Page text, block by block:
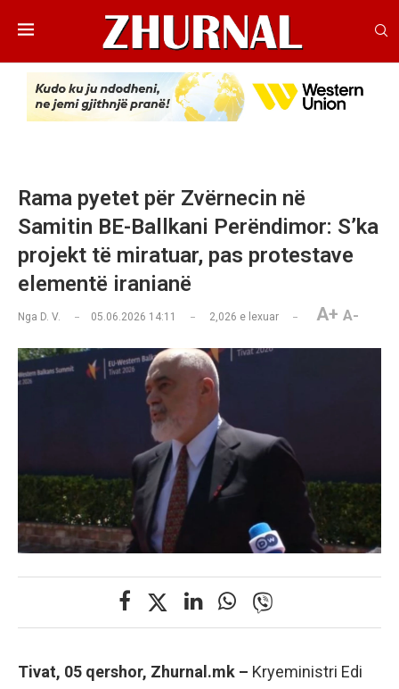
Rama pyetet për Zvërnecin në
Samitin BE-Ballkani Perëndimor: S’ka
projekt të miratuar, pas protestave
elementë iranianë
Nga D. V. 05.06.2026 14:11 2,026 e lexuar A+ A-
Tivat, 05 qershor, Zhurnal.mk – Kryeministri Edi